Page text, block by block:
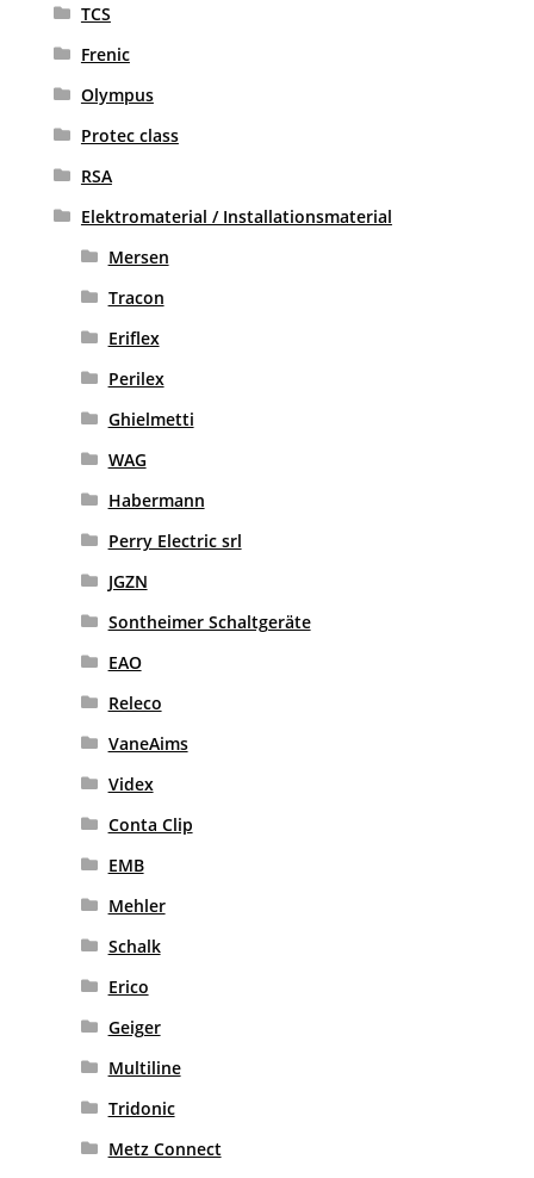
TCS
Frenic
Olympus
Protec class
RSA
Elektromaterial / Installationsmaterial
Mersen
Tracon
Eriflex
Perilex
Ghielmetti
WAG
Habermann
Perry Electric srl
JGZN
Sontheimer Schaltgeräte
EAO
Releco
VaneAims
Videx
Conta Clip
EMB
Mehler
Schalk
Erico
Geiger
Multiline
Tridonic
Metz Connect